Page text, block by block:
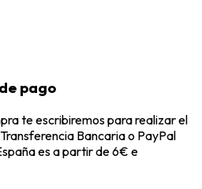
pago
te escribiremos para realizar el
Bancaria o PayPal
es a partir de 6€ e